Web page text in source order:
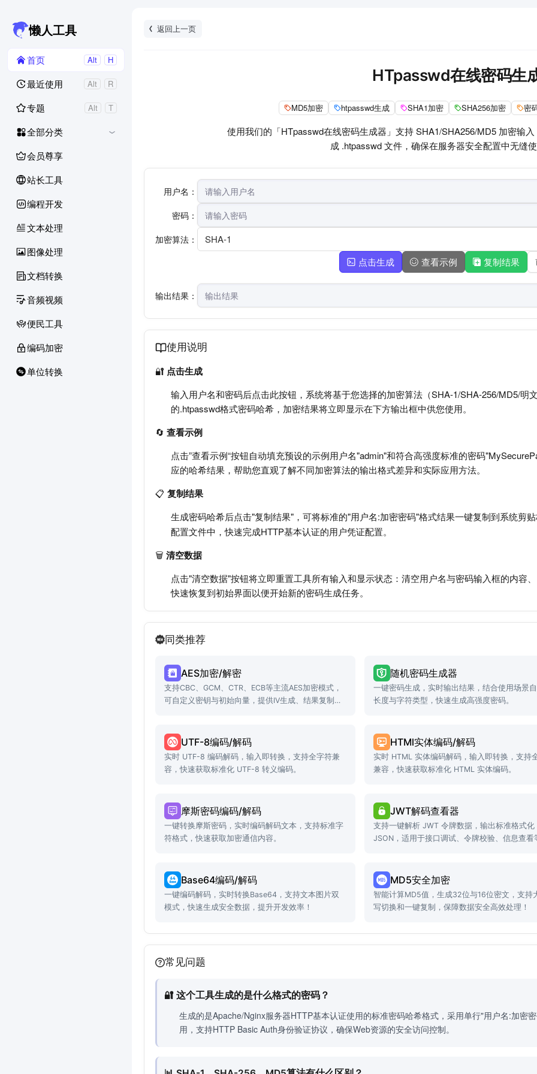
懒人工具
首页 Alt H
最近使用 Alt R
专题 Alt T
全部分类
会员尊享
站长工具
编程开发
文本处理
图像处理
文档转换
音频视频
便民工具
编码加密
单位转换
返回上一页
HTpasswd在线密码生
MD5加密 htpasswd生成 SHA1加密 SHA256加密 密
使用我们的「HTpasswd在线密码生成器」支持 SHA1/SHA256/MD5 加密输
成 .htpasswd 文件，确保在服务器安全配置中无缝
用户名：
密码：
加密算法：
SHA-1
点击生成
查看示例 复制结果
输出结果：
使用说明
🔐 点击生成
输入用户名和密码后点击此按钮，系统将基于您选择的加密算法（SHA-1/SHA-256/MD5/明
的.htpasswd格式密码哈希，加密结果将立即显示在下方输出框中供您使用。
🔄 查看示例
点击”查看示例“按钮自动填充预设的示例用户名"admin"和符合高强度标准的密码
应的哈希结果，帮助您直观了解不同加密算法的输出格式差异和实际应用方法。
📋 复制结果
生成密码哈希后点击"复制结果"，可将标准的"用户名:加密密码"格式结果一键复制到系统剪
配置文件中，快速完成HTTP基本认证的用户凭证配置。
🗑️ 清空数据
点击"清空数据"按钮将立即重置工具所有输入和显示状态：清空用户名与密码输入框的内容
快速恢复到初始界面以便开始新的密码生成任务。
同类推荐
AES加密/解密
支持CBC、GCM、CTR、ECB等主流AES加密模式，
可自定义密钥与初始向量，提供IV生成、结果复制等
随机密码生成器
一键密码生成，实时输出结果，结合使用场景
长度与字符类型，快速生成高强度密码。
UTF-8编码/解码
实时 UTF-8 编码解码，输入即转换，支持全字符兼
容，快速获取标准化 UTF-8 转义编码。
HTMl实体编码/解码
实时 HTML 实体编码解码，输入即转换，支持
兼容，快速获取标准化 HTML 实体编码。
摩斯密码编码/解码
一键转换摩斯密码，实时编码解码文本，支持标准字
符格式，快速获取加密通信内容。
JWT解码查看器
支持一键解析 JWT 令牌数据，输出标准格式化
JSON，适用于接口调试、令牌校验、信息查看
Base64编码/解码
一键编码解码，实时转换Base64，支持文本图片双
模式，快速生成安全数据，提升开发效率！
MD5安全加密
智能计算MD5值，生成32位与16位密文，支持
写切换和一键复制，保障数据安全高效处理！
常见问题
🔐 这个工具生成的是什么格式的密码？
生成的是Apache/Nginx服务器HTTP基本认证使用的标准密码哈希格式，采用单行"用户名:加密
用，支持HTTP Basic Auth身份验证协议，确保Web资源的安全访问控制。